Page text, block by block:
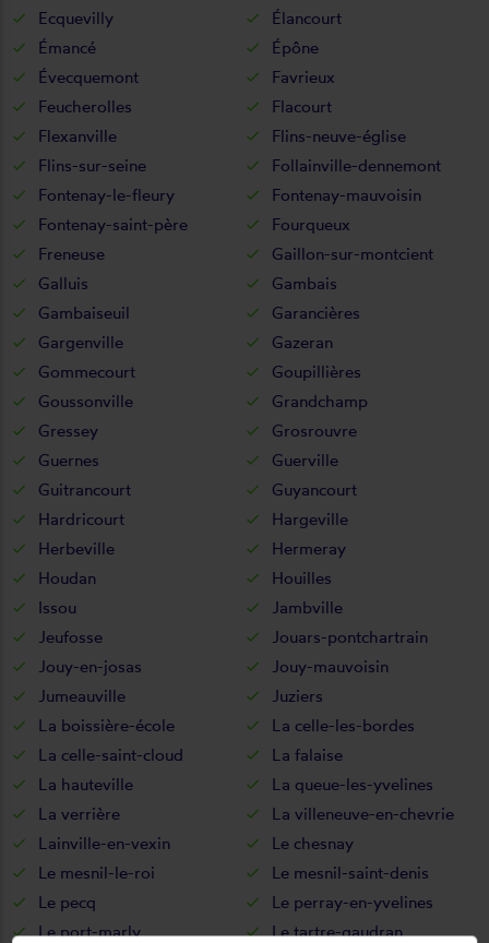
Ecquevilly
Élancourt
Émancé
Épône
Évecquemont
Favrieux
Feucherolles
Flacourt
Flexanville
Flins-neuve-église
Flins-sur-seine
Follainville-dennemont
Fontenay-le-fleury
Fontenay-mauvoisin
Fontenay-saint-père
Fourqueux
Freneuse
Gaillon-sur-montcient
Galluis
Gambais
Gambaiseuil
Garancières
Gargenville
Gazeran
Gommecourt
Goupillières
Goussonville
Grandchamp
Gressey
Grosrouvre
Guernes
Guerville
Guitrancourt
Guyancourt
Hardricourt
Hargeville
Herbeville
Hermeray
Houdan
Houilles
Issou
Jambville
Jeufosse
Jouars-pontchartrain
Jouy-en-josas
Jouy-mauvoisin
Jumeauville
Juziers
La boissière-école
La celle-les-bordes
La celle-saint-cloud
La falaise
La hauteville
La queue-les-yvelines
La verrière
La villeneuve-en-chevrie
Lainville-en-vexin
Le chesnay
Le mesnil-le-roi
Le mesnil-saint-denis
Le pecq
Le perray-en-yvelines
Le port-marly
Le tartre-gaudran